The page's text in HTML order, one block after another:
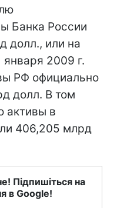
Банка России
долл., или на
2009 г.
РФ официально
долл. В том
активы в
406,205 млрд
Підпишіться на
в Google!